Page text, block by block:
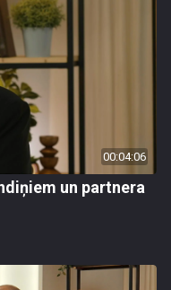
00:04:06
un partnera